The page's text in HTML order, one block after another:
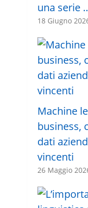
una serie
18 Giugno
Machine
business,
dati
vincenti
26 Maggio